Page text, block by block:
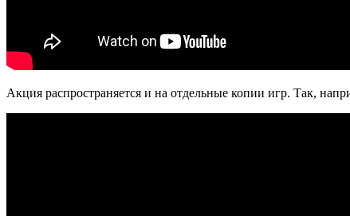
Акция распространяется и на отдельные копии игр. Так,